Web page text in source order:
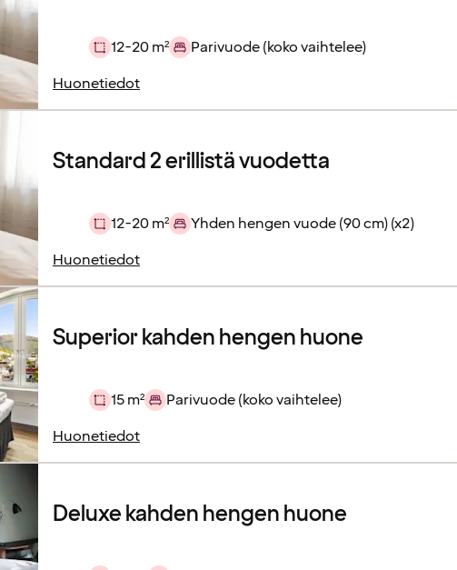
12-20 m²
Parivuode (koko vaihtelee)
Huonetiedot
Standard 2 erillistä vuodetta
12-20 m²
Yhden hengen vuode (90 cm) (x2)
Huonetiedot
Superior kahden hengen huone
15 m²
Parivuode (koko vaihtelee)
Huonetiedot
Deluxe kahden hengen huone